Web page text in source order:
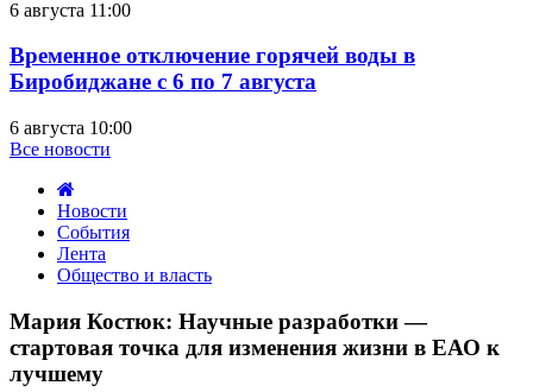
6 августа 11:00
Временное отключение горячей воды в
Биробиджане с 6 по 7 августа
6 августа 10:00
Все новости
Новости
События
Лента
Общество и власть
Костюк:
разработки
—
Мария Костюк: Научные разработки —
стартовая точка для изменения жизни в ЕАО к
лучшему